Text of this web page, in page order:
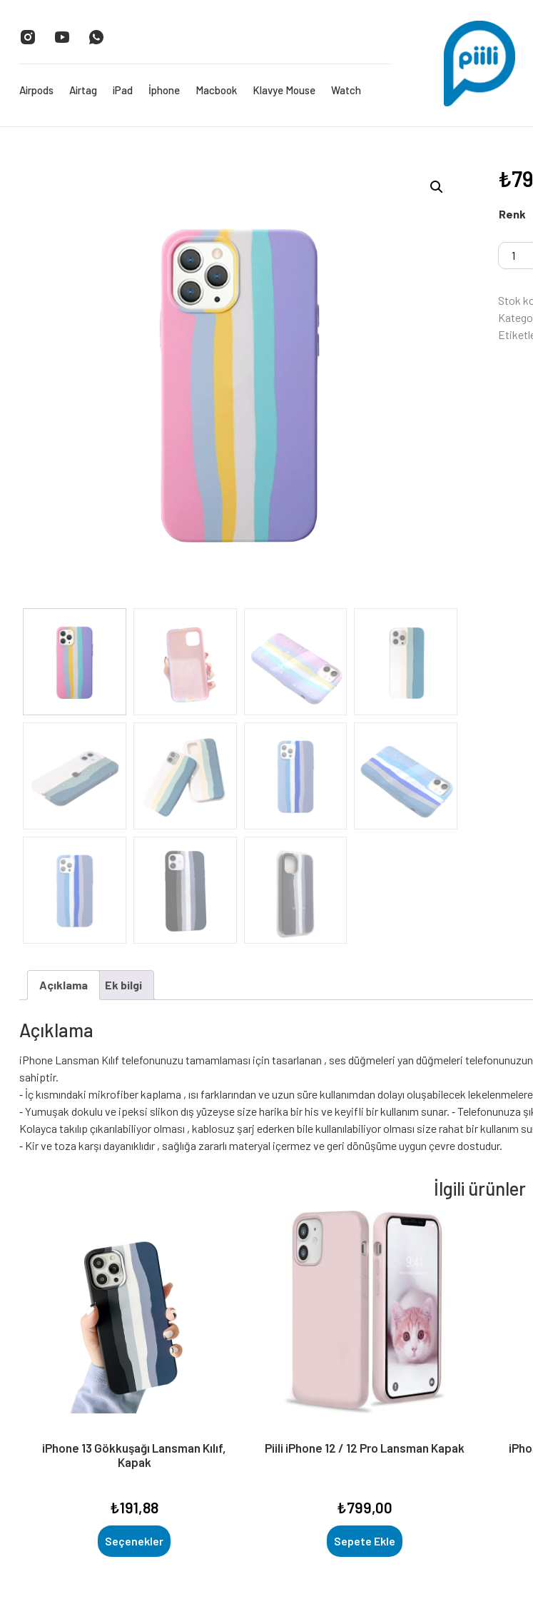
Airpods Airtag iPad İphone Macbook Klavye Mouse Watch
₺
Renk
iPhone
12/12
Kılıf,
Stok
Açıklama Ek bilgi
Açıklama
iPhone Lansman Kılıf telefonunuzu tamamlaması için tasarlanan , ses düğmeleri yan düğmeleri
sahiptir.
⁃ İç kısmındaki mikrofiber kaplama , ısı farklarından ve uzun süre kullanımdan dolayı oluşabilecek
⁃ Yumuşak dokulu ve ipeksi slikon dış yüzeyse size harika bir his ve keyifli bir kullanım sunar. ⁃ Telefonunuza
Kolayca takılıp çıkarılabiliyor olması , kablosuz şarj ederken bile kullanılabiliyor olması size rahat bir kullanım
⁃ Kir ve toza karşı dayanıklıdır , sağlığa zararlı materyal içermez ve geri dönüşüme uygun çevre dostudur.
İlgili ürünler
iPhone 13 Gökkuşağı Lansman Kılıf,
Kapak
₺191,88
Seçenekler
Piili iPhone 12 / 12 Pro Lansman Kapak
₺799,00
Sepete Ekle